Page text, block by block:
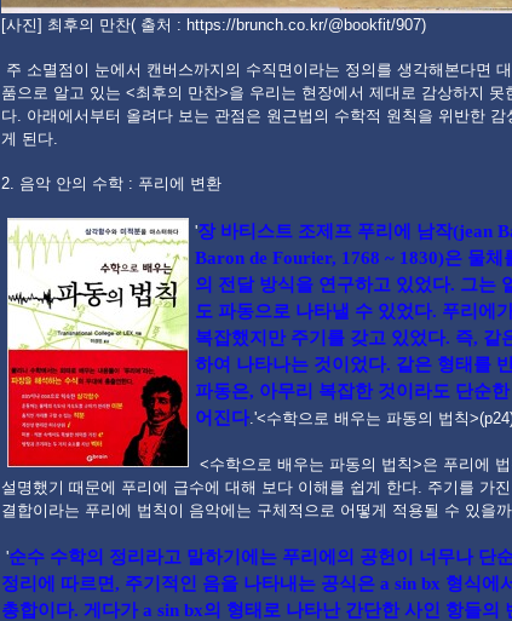
[사진] 최후의 만찬( 출처 : https://brunch.co.kr/@bookfit/907)
주 소멸점이 눈에서 캔버스까지의 수직면이라는 정의를 생각해본다면
품으로 알고 있는 <최후의 만찬>을 우리는 현장에서 제대로 감상하지 못
다. 아래에서부터 올려다 보는 관점은 원근법의 수학적 원칙을 위반한
게 된다.
2. 음악 안의 수학 : 푸리에 변환
'장 바티스트 조제프 푸리에 남작(jean
Baron de Fourier, 1768 ~ 1830)은 물체
의 전달 방식을 연구하고 있었다. 그는
도 파동으로 나타낼 수 있었다. 푸리에
복잡했지만 주기를 갖고 있었다. 즉, 같
하여 나타나는 것이었다. 같은 형태를
파동은, 아무리 복잡한 것이라도 단순
어진다.'<수학으로 배우는 파동의 법칙
<수학으로 배우는 파동의 법칙>은 푸리에
설명했기 때문에 푸리에 급수에 대해 보다 이해를 쉽게 한다. 주기를 가
결합이라는 푸리에 법칙이 음악에는 구체적으로 어떻게 적용될 수 있을
'순수 수학의 정리라고 말하기에는 푸리에의 공헌이 너무나 단
정리에 따르면, 주기적인 음을 나타내는 공식은 a sin bx 형식에
총합이다. 게다가 a sin bx의 형태로 나타난 간단한 사인 항들의